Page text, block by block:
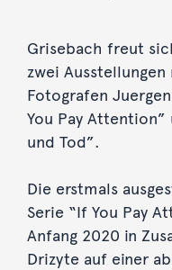
Grisebach freut
zwei
Fotografen
You Pay Attention”
und Tod”.
Die erstmals
Serie “If You Pay
Anfang 2020 in
Drizyte auf einer